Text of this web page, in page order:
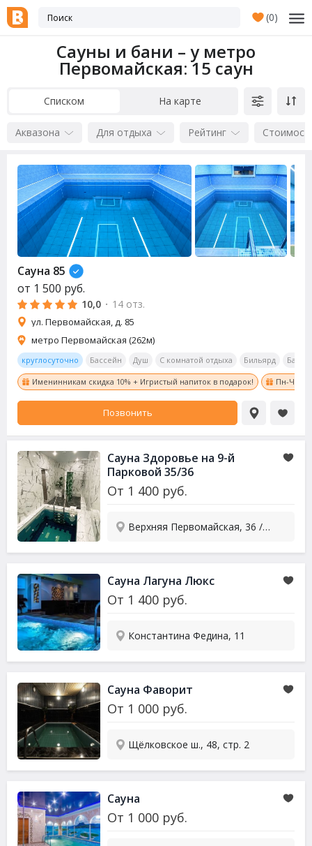
(0)
Сауны и бани – у метро
Первомайская: 15 саун
Списком На карте
Аквазона Для отдыха Рейтинг
Сауна 85
от 1 500 руб.
10,0 · 14 отз.
ул. Первомайская, д. 85
метро Первомайская (262м)
круглосуточно Бассейн Душ С комнатой отдыха Бильярд Бар
Именинникам скидка 10% + Игристый напиток в подарок! Пн-Чт с
Позвонить
Сауна Здоровье на 9-й
Парковой 35/36
От 1 400 руб.
Верхняя Первомайская, 36 / Парковая 9-я, 35
Сауна Лагуна Люкс
От 1 400 руб.
Константина Федина, 11
Сауна Фаворит
От 1 000 руб.
Щёлковское ш., 48, стр. 2
Сауна
От 1 000 руб.